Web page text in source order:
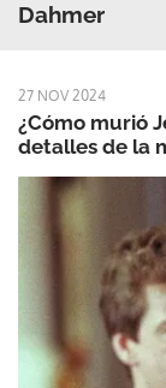
Dahmer
27 NOV 2024
¿Cómo murió
detalles de la